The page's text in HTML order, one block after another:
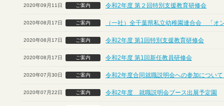
2020年09月11日 ご案内 令和2年度 第２回特別支援教育研修会
2020年08月17日 ご案内 （一社）全千葉県私立幼稚園連合会 「オ
2020年08月17日 ご案内 令和2年度 第1回特別支援教育研修会
2020年08月17日 ご案内 令和2年度 第1回新任教員研修会
2020年07月30日 ご案内 令和2年度合同就職説明会への参加につい
2020年07月22日 ご案内 令和2年度 就職説明会ブース出展予定園